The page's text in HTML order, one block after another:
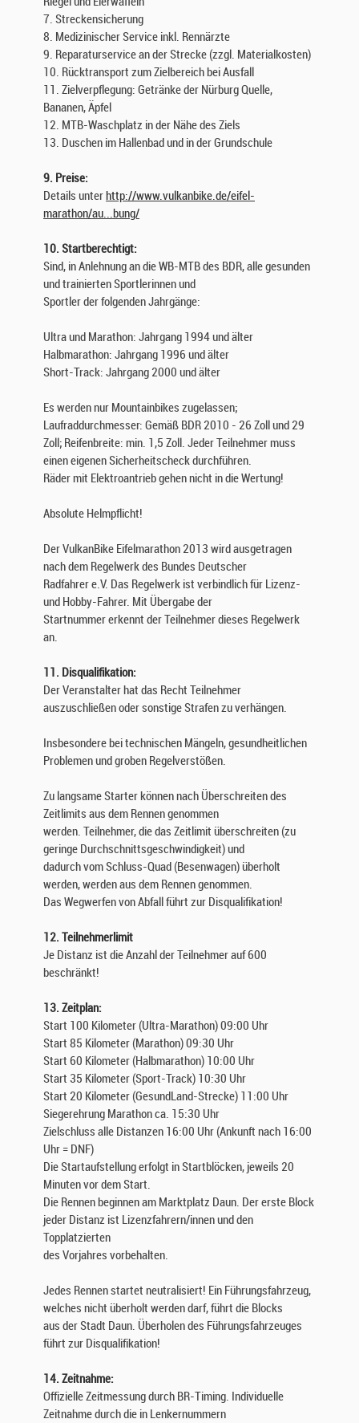
7. Streckensicherung
8. Medizinischer Service inkl. Rennärzte
9. Reparaturservice an der Strecke (zzgl. Materialkosten)
10. Rücktransport zum Zielbereich bei Ausfall
11. Zielverpflegung: Getränke der Nürburg Quelle,
Bananen, Äpfel
12. MTB-Waschplatz in der Nähe des Ziels
13. Duschen im Hallenbad und in der Grundschule
9. Preise:
Details unter http://www.vulkanbike.de/eifel-
marathon/au...bung/
10. Startberechtigt:
Sind, in Anlehnung an die WB-MTB des BDR, alle gesunden
und trainierten Sportlerinnen und
Sportler der folgenden Jahrgänge:
Ultra und Marathon: Jahrgang 1994 und älter
Halbmarathon: Jahrgang 1996 und älter
Short-Track: Jahrgang 2000 und älter
Es werden nur Mountainbikes zugelassen;
Laufraddurchmesser: Gemäß BDR 2010 - 26 Zoll und 29
Zoll; Reifenbreite: min. 1,5 Zoll. Jeder Teilnehmer muss
einen eigenen Sicherheitscheck durchführen.
Räder mit Elektroantrieb gehen nicht in die Wertung!
Absolute Helmpflicht!
Der VulkanBike Eifelmarathon 2013 wird ausgetragen
nach dem Regelwerk des Bundes Deutscher
Radfahrer e.V. Das Regelwerk ist verbindlich für Lizenz-
und Hobby-Fahrer. Mit Übergabe der
Startnummer erkennt der Teilnehmer dieses Regelwerk
an.
11. Disqualifikation:
Der Veranstalter hat das Recht Teilnehmer
auszuschließen oder sonstige Strafen zu verhängen.
Insbesondere bei technischen Mängeln, gesundheitlichen
Problemen und groben Regelverstößen.
Zu langsame Starter können nach Überschreiten des
Zeitlimits aus dem Rennen genommen
werden. Teilnehmer, die das Zeitlimit überschreiten (zu
geringe Durchschnittsgeschwindigkeit) und
dadurch vom Schluss-Quad (Besenwagen) überholt
werden, werden aus dem Rennen genommen.
Das Wegwerfen von Abfall führt zur Disqualifikation!
12. Teilnehmerlimit
Je Distanz ist die Anzahl der Teilnehmer auf 600
beschränkt!
13. Zeitplan:
Start 100 Kilometer (Ultra-Marathon) 09:00 Uhr
Start 85 Kilometer (Marathon) 09:30 Uhr
Start 60 Kilometer (Halbmarathon) 10:00 Uhr
Start 35 Kilometer (Sport-Track) 10:30 Uhr
Start 20 Kilometer (GesundLand-Strecke) 11:00 Uhr
Siegerehrung Marathon ca. 15:30 Uhr
Zielschluss alle Distanzen 16:00 Uhr (Ankunft nach 16:00
Uhr = DNF)
Die Startaufstellung erfolgt in Startblöcken, jeweils 20
Minuten vor dem Start.
Die Rennen beginnen am Marktplatz Daun. Der erste Block
jeder Distanz ist Lizenzfahrern/innen und den
Topplatzierten
des Vorjahres vorbehalten.
Jedes Rennen startet neutralisiert! Ein Führungsfahrzeug,
welches nicht überholt werden darf, führt die Blocks
aus der Stadt Daun. Überholen des Führungsfahrzeuges
führt zur Disqualifikation!
14. Zeitnahme:
Offizielle Zeitmessung durch BR-Timing. Individuelle
Zeitnahme durch die in Lenkernummern